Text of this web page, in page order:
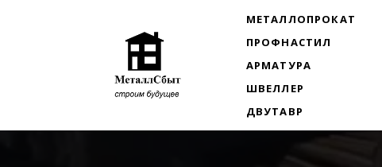
МЕТАЛЛОПРОКАТ
ПРОФНАСТИЛ
АРМАТУРА
ШВЕЛЛЕР
ДВУТАВР